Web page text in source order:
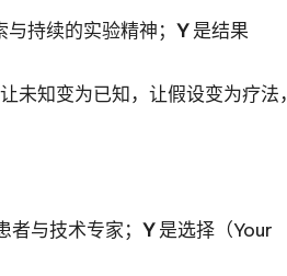
持续的实验精神； Y是结果
知变为已知，让假设变为疗法，
与技术专家； Y是选择（Your